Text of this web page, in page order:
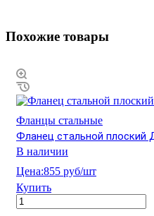
Похожие товары
Фланцы стальные
Фланец стальной плоский
В наличии
Цена:855 руб/шт
Купить